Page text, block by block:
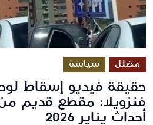
مضلل سياسة
حقيقة فيديو إسقاط
أحداث يناير 2026